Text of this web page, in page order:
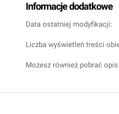
Informacje dodatkowe
Data ostatniej modyfikacji:
Liczba wyświetleń treści
Możesz również pobrać